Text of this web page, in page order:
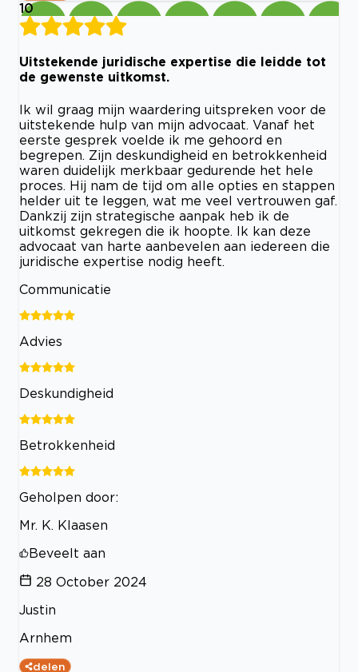
10
Uitstekende juridische expertise die leidde tot
de gewenste uitkomst.
Ik wil graag mijn waardering uitspreken voor de
uitstekende hulp van mijn advocaat. Vanaf het
eerste gesprek voelde ik me gehoord en
begrepen. Zijn deskundigheid en betrokkenheid
waren duidelijk merkbaar gedurende het hele
proces. Hij nam de tijd om alle opties en stappen
helder uit te leggen, wat me veel vertrouwen gaf.
Dankzij zijn strategische aanpak heb ik de
uitkomst gekregen die ik hoopte. Ik kan deze
advocaat van harte aanbevelen aan iedereen die
juridische expertise nodig heeft.
Communicatie
Advies
Deskundigheid
Betrokkenheid
Geholpen door:
Mr. K. Klaasen
Beveelt aan
28 October 2024
Justin
Arnhem
delen